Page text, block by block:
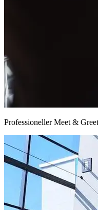
Professioneller Meet & Greet